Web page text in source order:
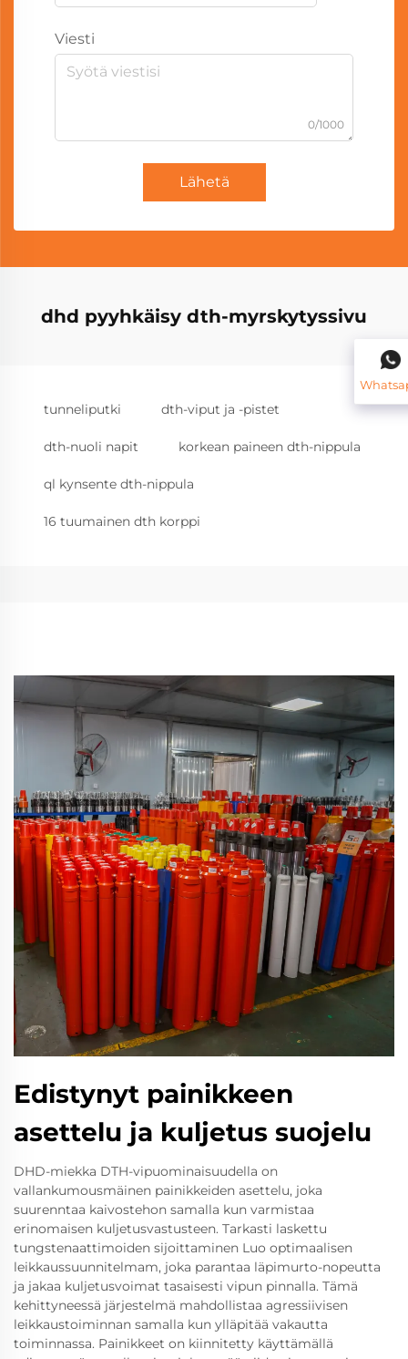
Viesti
0/1000
Lähetä
dhd pyyhkäisy dth-myrskytyssivu
tunneliputki dth-viput ja -pistet
dth-nuoli napit korkean paineen dth-nippula
ql kynsente dth-nippula
16 tuumainen dth korppi
Edistynyt painikkeen
asettelu ja kuljetus suojelu
DHD-miekka DTH-vipuominaisuudella on
vallankumousmäinen painikkeiden asettelu, joka
suurenntaa kaivostehon samalla kun varmistaa
erinomaisen kuljetusvastusteen. Tarkasti laskettu
tungstenaattimoiden sijoittaminen Luo optimaalisen
leikkaussuunnitelmam, joka parantaa läpimurto-nopeutta
ja jakaa kuljetusvoimat tasaisesti vipun pinnalla. Tämä
kehittyneessä järjestelmä mahdollistaa agressiivisen
leikkaustoiminnan samalla kun ylläpitää vakautta
toiminnassa. Painikkeet on kiinnitetty käyttämällä